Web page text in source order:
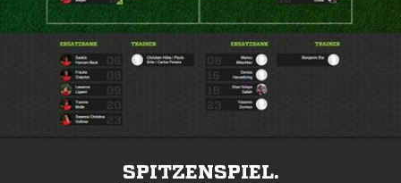
SPITZENSPIEL.